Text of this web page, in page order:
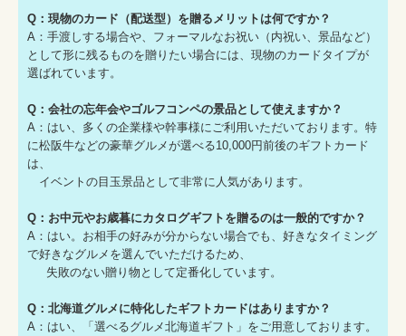
Q：現物のカード（配送型）を贈るメリットは何ですか？
A：手渡しする場合や、フォーマルなお祝い（内祝い、景品など）
として形に残るものを贈りたい場合には、現物のカードタイプが
選ばれています。
Q：会社の忘年会やゴルフコンペの景品として使えますか？
A：はい、多くの企業様や幹事様にご利用いただいております。特
に松阪牛などの豪華グルメが選べる10,000円前後のギフトカード
は、
イベントの目玉景品として非常に人気があります。
Q：お中元やお歳暮にカタログギフトを贈るのは一般的ですか？
A：はい。お相手の好みが分からない場合でも、好きなタイミング
で好きなグルメを選んでいただけるため、
失敗のない贈り物として定番化しています。
Q：北海道グルメに特化したギフトカードはありますか？
A：はい、「選べるグルメ北海道ギフト」をご用意しております。